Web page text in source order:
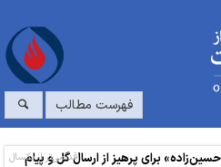
فهرست مطالب
برای پرهیز از ارسال گل و پیام
قدیمی‌تر از یکسال